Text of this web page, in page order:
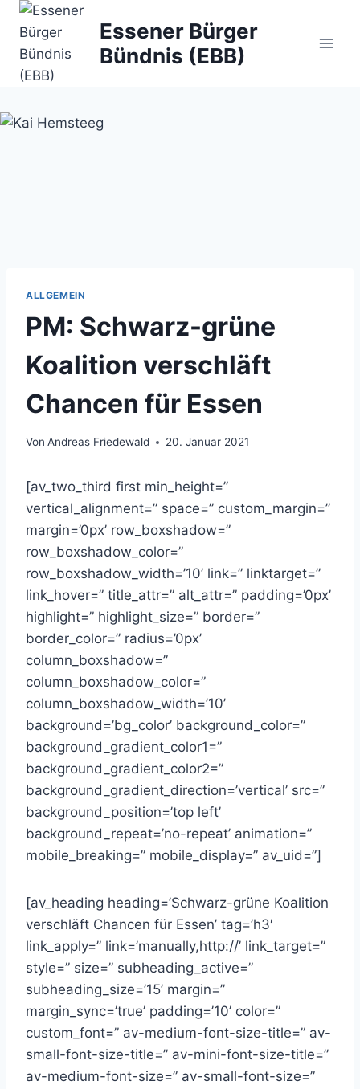
Zum
Inhalt
springen
Essener Bürger
Bündnis (EBB)
ALLGEMEIN
PM: Schwarz-grüne
Koalition verschläft
Chancen für Essen
Von Andreas Friedewald 20. Januar 2021
[av_two_third first min_height=”
vertical_alignment=” space=” custom_margin=”
margin=’0px’ row_boxshadow=”
row_boxshadow_color=”
row_boxshadow_width=’10’ link=” linktarget=”
link_hover=” title_attr=” alt_attr=” padding=’0px’
highlight=” highlight_size=” border=”
border_color=” radius=’0px’
column_boxshadow=”
column_boxshadow_color=”
column_boxshadow_width=’10’
background=’bg_color’ background_color=”
background_gradient_color1=”
background_gradient_color2=”
background_gradient_direction=’vertical’ src=”
background_position=’top left’
background_repeat=’no-repeat’ animation=”
mobile_breaking=” mobile_display=” av_uid=”]
[av_heading heading=’Schwarz-grüne Koalition
verschläft Chancen für Essen’ tag=’h3′
link_apply=” link=’manually,http://’ link_target=”
style=” size=” subheading_active=”
subheading_size=’15’ margin=”
margin_sync=’true’ padding=’10’ color=”
custom_font=” av-medium-font-size-title=” av-
small-font-size-title=” av-mini-font-size-title=”
av-medium-font-size=” av-small-font-size=”